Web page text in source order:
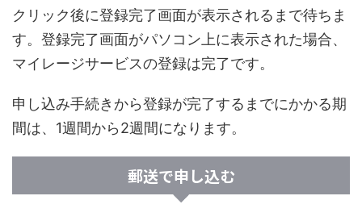
クリック後に登録完了画面が表示されるまで待ちま
す。登録完了画面がパソコン上に表示された場合、
マイレージサービスの登録は完了です。
申し込み手続きから登録が完了するまでにかかる期
間は、1週間から2週間になります。
郵送で申し込む